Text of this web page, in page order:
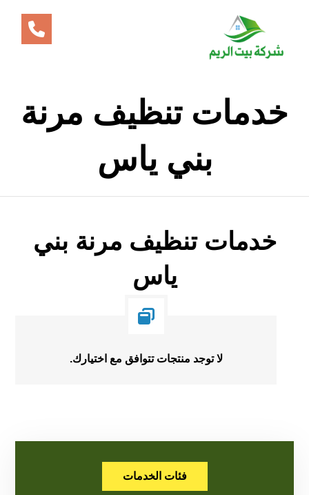
خدمات تنظيف مرنة
بني ياس
خدمات تنظيف مرنة بني
ياس
لا توجد منتجات تتوافق مع اختيارك.
فئات الخدمات